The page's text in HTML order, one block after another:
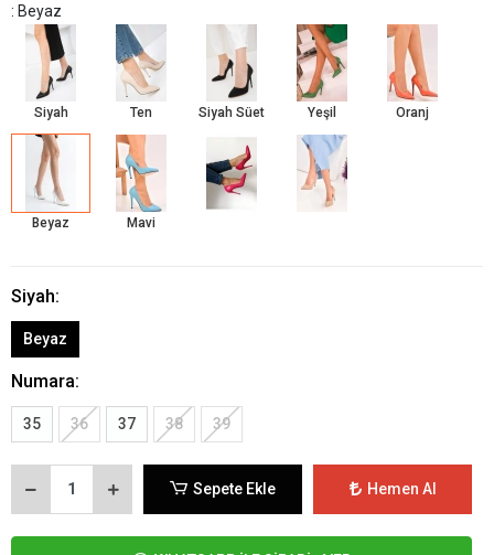
: Beyaz
Siyah Ten Siyah Süet Yeşil Oranj
Beyaz Mavi
Siyah:
Beyaz
Numara:
35 36 37 38 39
Sepete Ekle Hemen Al